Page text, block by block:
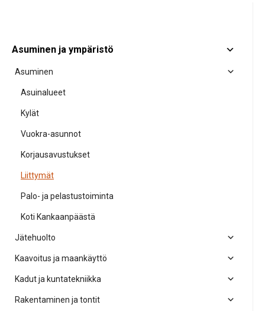
Asuminen ja ympäristö
Asuminen
Asuinalueet
Kylät
Vuokra-asunnot
Korjausavustukset
Liittymät
Palo- ja pelastustoiminta
Koti Kankaanpäästä
Jätehuolto
Kaavoitus ja maankäyttö
Kadut ja kuntatekniikka
Rakentaminen ja tontit